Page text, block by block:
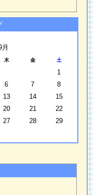
月
木 金 土
1
6 7
8
13 14
15
20 21
22
27 28
29